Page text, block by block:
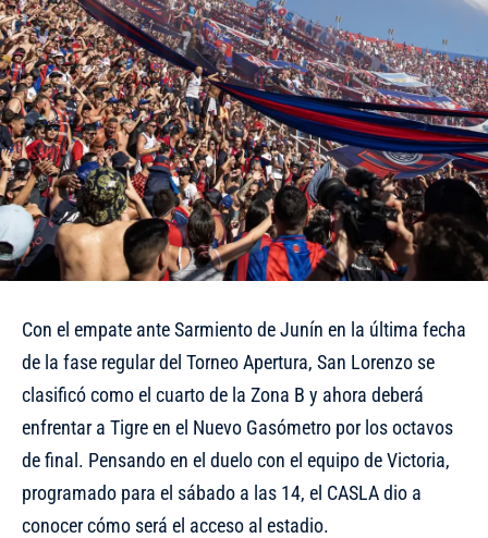
Con el empate ante Sarmiento de Junín en la última fecha
de la fase regular del Torneo Apertura, San Lorenzo se
clasificó como el cuarto de la Zona B y ahora deberá
enfrentar a Tigre en el Nuevo Gasómetro por los octavos
de final. Pensando en el duelo con el equipo de Victoria,
programado para el sábado a las 14, el CASLA dio a
conocer cómo será el acceso al estadio.